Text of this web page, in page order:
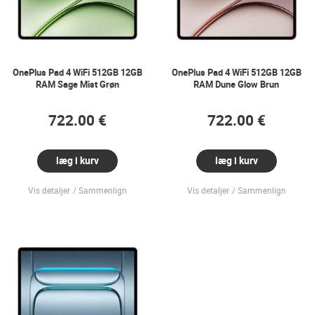
OnePlus Pad 4 WiFi 512GB 12GB
RAM Sage Mist Grøn
722.00 €
læg i kurv
Vis detaljer Sammenlign
OnePlus Pad 4 WiFi 512GB 12GB
RAM Dune Glow Brun
722.00 €
læg i kurv
Vis detaljer Sammenlign